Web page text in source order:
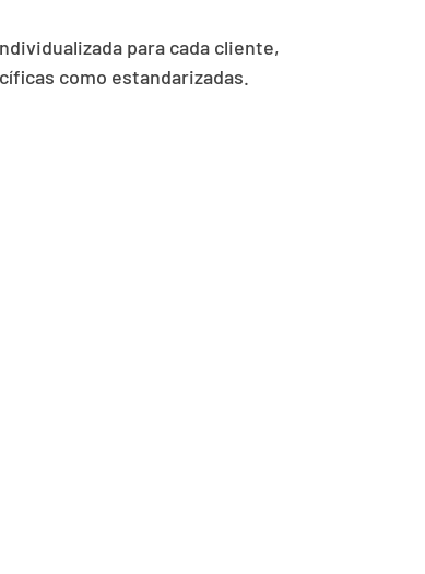
para cada cliente,
como estandarizadas.